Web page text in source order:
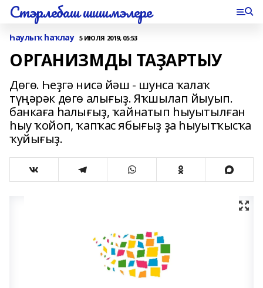
Стэрлебаш шишмэлере
Һаулыҡ һаҡлау 5 ИЮЛЯ 2019, 05:53
ОРГАНИЗМДЫ ТАҘАРТЫУ
Дөгө. Һеҙгә нисә йәш - шунса ҡалаҡ
түңәрәк дөгө алығыҙ. Яҡшылап йыуып.
банкаға һалығыҙ, ҡайнатып һыуытылған
һыу ҡойоп, ҡапҡас ябығыҙ ҙа һыуытҡысҡа
ҡуйығыҙ.